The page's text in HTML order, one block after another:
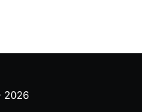
cruzasse a fronteira
2026